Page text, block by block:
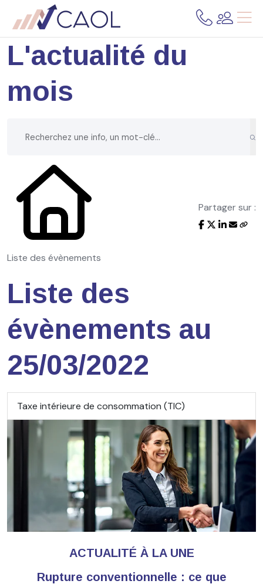
L'actualité du
mois
Liste des évènements
Partager sur :
Liste des
évènements au
25/03/2022
Taxe intérieure de consommation (TIC)
ACTUALITÉ À LA UNE
Rupture conventionnelle : ce que